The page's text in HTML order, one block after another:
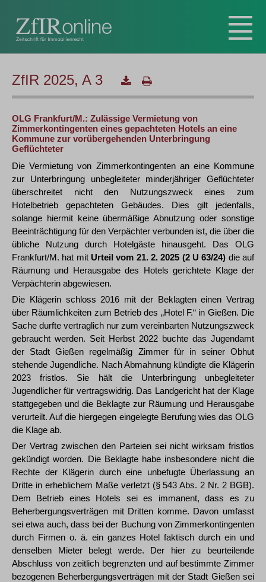
ZfIR 2025, A 3
OLG Frankfurt/M.: Zulässige Vermietung von
Zimmerkontingenten eines gepachteten Hotels an eine
Kommune zur vorübergehenden Unterbringung
Geflüchteter
Die Vermietung von Zimmerkontingenten an eine Kommune
zur Unterbringung unbegleiteter minderjähriger Geflüchteter
überschreitet nicht den Nutzungszweck eines zum
Hotelbetrieb gepachteten Gebäudes. Dies gilt jedenfalls,
solange hiermit keine übermäßige Abnutzung oder sonstige
Beeinträchtigung für den Verpächter verbunden ist, die über die
übliche Nutzung durch Hotelgäste hinausgeht. Das OLG
Frankfurt/M. hat mit Urteil vom 21. 2. 2025 (2 U 63/24) die auf
Räumung und Herausgabe des Hotels gerichtete Klage der
Verpächterin abgewiesen.
Die Klägerin schloss 2016 mit der Beklagten einen Vertrag
über Räumlichkeiten zum Betrieb des „Hotel F.“ in Gießen. Die
Sache durfte vertraglich nur zum vereinbarten Nutzungszweck
gebraucht werden. Seit Herbst 2022 buchte das Jugendamt
der Stadt Gießen regelmäßig Zimmer für in seiner Obhut
stehende Jugendliche. Nach Abmahnung kündigte die Klägerin
2023 fristlos. Sie hält die Unterbringung unbegleiteter
Jugendlicher für vertragswidrig. Das Landgericht hat der Klage
stattgegeben und die Beklagte zur Räumung und Herausgabe
verurteilt. Auf die hiergegen eingelegte Berufung wies das OLG
die Klage ab.
Der Vertrag zwischen den Parteien sei nicht wirksam fristlos
gekündigt worden. Die Beklagte habe insbesondere nicht die
Rechte der Klägerin durch eine unbefugte Überlassung an
Dritte in erheblichem Maße verletzt (§ 543 Abs. 2 Nr. 2 BGB).
Dem Betrieb eines Hotels sei es immanent, dass es zu
Beherbergungsverträgen mit Dritten komme. Davon umfasst
sei etwa auch, dass bei der Buchung von Zimmerkontingenten
durch Firmen o. ä. ein ganzes Hotel faktisch durch ein und
denselben Mieter belegt werde. Der hier zu beurteilende
Abschluss von zeitlich begrenzten und auf bestimmte Zimmer
bezogenen Beherbergungsverträgen mit der Stadt Gießen sei